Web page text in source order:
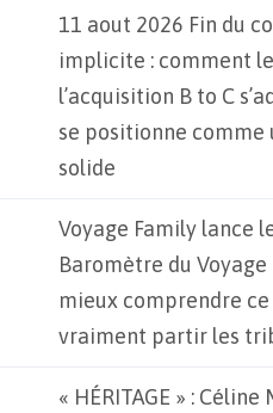
11 aout 2026 Fin du
implicite : comment
l’acquisition B to C
se positionne
solide
Voyage Family lance
Baromètre du
mieux comprendre
vraiment partir les
« HÉRITAGE » : Céline